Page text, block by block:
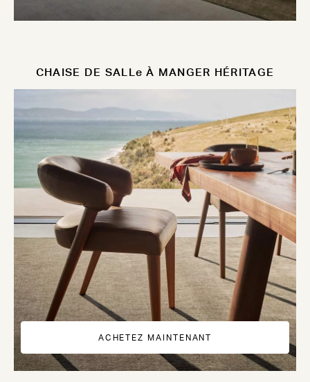
CHAISE DE SALLe À MANGER HÉRITAGE
ACHETEZ MAINTENANT